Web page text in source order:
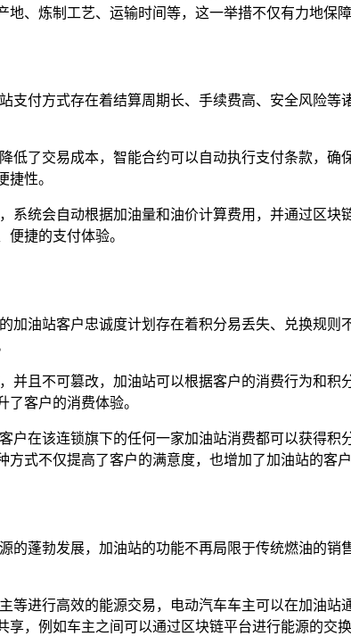
、炼制工艺、运输时间等，这一举措不仅有力地保
支付方式存在着结算周期长、手续费高、安全风险
低了交易成本，智能合约可以自动执行支付条款，
性。
系统会自动根据加油量和油价计算费用，并通过区
捷的支付体验。
加油站客户忠诚度计划存在着积分易丢失、兑换规
并且不可篡改，加油站可以根据客户的消费行为和
客户的消费体验。
户在该连锁旗下的任何一家加油站消费都可以获得
式不仅提高了客户的满意度，也增加了加油站的客
的蓬勃发展，加油站的功能不再局限于传统燃油的
等进行高效的能源交易，电动汽车车主可以在加油站
，例如车主之间可以通过区块链平台进行能源的交